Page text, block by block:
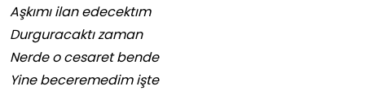
Aşkımı ilan edecektım
Durguracaktı zaman
Nerde o cesaret bende
Yine beceremedim işte